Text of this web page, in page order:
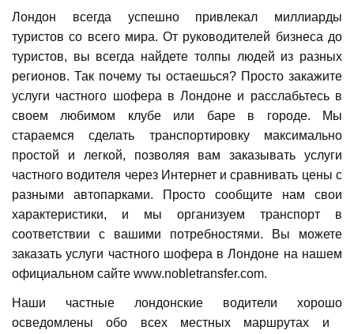
Лондон всегда успешно привлекал миллиарды
туристов со всего мира. От руководителей бизнеса до
туристов, вы всегда найдете толпы людей из разных
регионов. Так почему ты остаешься? Просто закажите
услуги частного шофера в Лондоне и расслабьтесь в
своем любимом клубе или баре в городе. Мы
стараемся сделать транспортировку максимально
простой и легкой, позволяя вам заказывать услуги
частного водителя через Интернет и сравнивать цены с
разными автопарками. Просто сообщите нам свои
характеристики, и мы организуем транспорт в
соответствии с вашими потребностями. Вы можете
заказать услуги частного шофера в Лондоне на нашем
официальном сайте www.nobletransfer.com.
Наши частные лондонские водители хорошо
осведомлены обо всех местных маршрутах и ​​